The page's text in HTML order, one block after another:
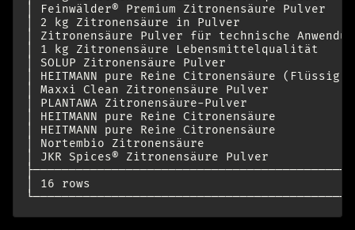
│ Feinwälder® Premium Zitronensäure
│ 2 kg Zitronensäure in Pulver
│ Zitronensäure Pulver für technische
│ 1 kg Zitronensäure
│ SOLUP Zitronensäure Pulver
│ HEITMANN pure Reine
│ Maxxi Clean Zitronensäure Pulver
│ PLANTAWA Zitronensäure-Pulver
│ HEITMANN pure Reine Citronensäure
│ HEITMANN pure Reine
│ Nortembio Zitronensäure
│ JKR Spices® Zitronensäure Pulver
│ 16 rows